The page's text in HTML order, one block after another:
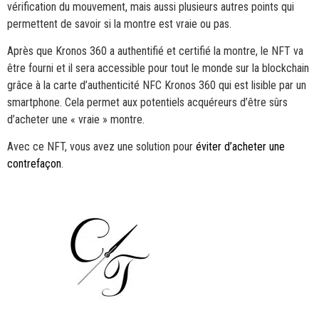
vérification du mouvement, mais aussi plusieurs autres points qui
permettent de savoir si la montre est vraie ou pas.
Après que Kronos 360 a authentifié et certifié la montre, le NFT va
être fourni et il sera accessible pour tout le monde sur la blockchain
grâce à la carte d’authenticité NFC Kronos 360 qui est lisible par un
smartphone. Cela permet aux potentiels acquéreurs d’être sûrs
d’acheter une « vraie » montre.
Avec ce NFT, vous avez une solution pour éviter d’acheter une
contrefaçon.